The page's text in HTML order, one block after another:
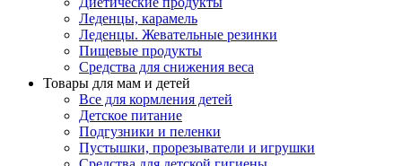
Леденцы, карамель
Леденцы. Жевательные резинки
Пищевые продукты
Средства для снижения веса
Товары для мам и детей
Все для кормления детей
Детское питание
Подгузники и пеленки
Пустышки, прорезыватели и игрушки